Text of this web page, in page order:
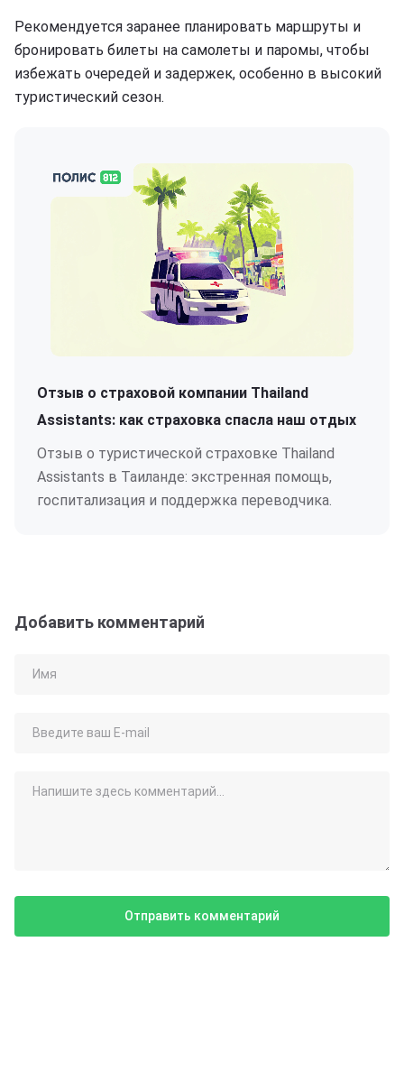
Рекомендуется заранее планировать маршруты и
бронировать билеты на самолеты и паромы, чтобы
избежать очередей и задержек, особенно в высокий
туристический сезон.
Отзыв о страховой компании Thailand
Assistants: как страховка спасла наш отдых
Отзыв о туристической страховке Thailand
Assistants в Таиланде: экстренная помощь,
госпитализация и поддержка переводчика.
Добавить комментарий